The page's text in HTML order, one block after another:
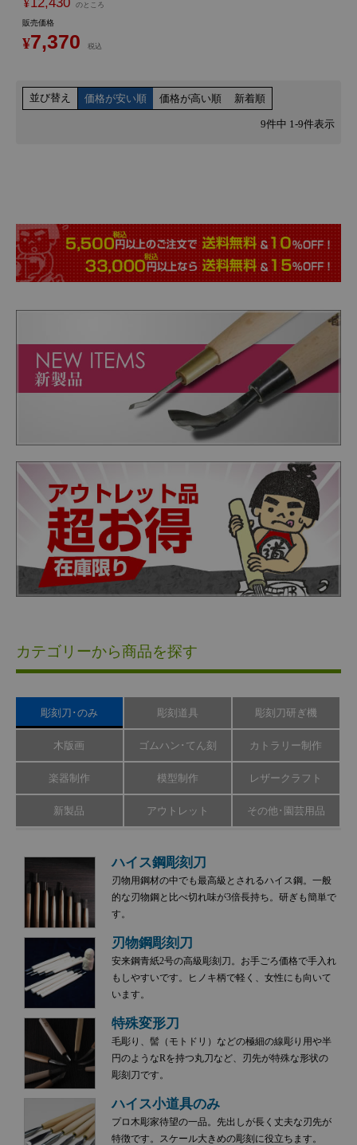
のところ
販売価格
¥7,370 税込
並び替え 価格が安い順 価格が高い順 新着順
9件中 1 -9件表示
カテゴリーから商品を探す
彫刻刀･のみ 彫刻道具 彫刻刀研ぎ機
木版画 ゴムハン･てん刻 カトラリー制作
楽器制作 模型制作 レザークラフト
新製品 アウトレット その他･園芸用品
ハイス鋼彫刻刀
刃物用鋼材の中でも最高級とされるハイス鋼。一般
的な刃物鋼と比べ切れ味が3倍長持ち。研ぎも簡単で
す。
刃物鋼彫刻刀
安来鋼青紙2号の高級彫刻刀。お手ごろ価格で手入れ
もしやすいです。ヒノキ柄で軽く、女性にも向いて
います。
特殊変形刀
毛彫り、髻（モトドリ）などの極細の線彫り用や半
円のようなRを持つ丸刀など、刃先が特殊な形状の
彫刻刀です。
ハイス小道具のみ
プロ木彫家待望の一品。先出しが長く丈夫な刃先が
特徴です。スケール大きめの彫刻に役立ちます。